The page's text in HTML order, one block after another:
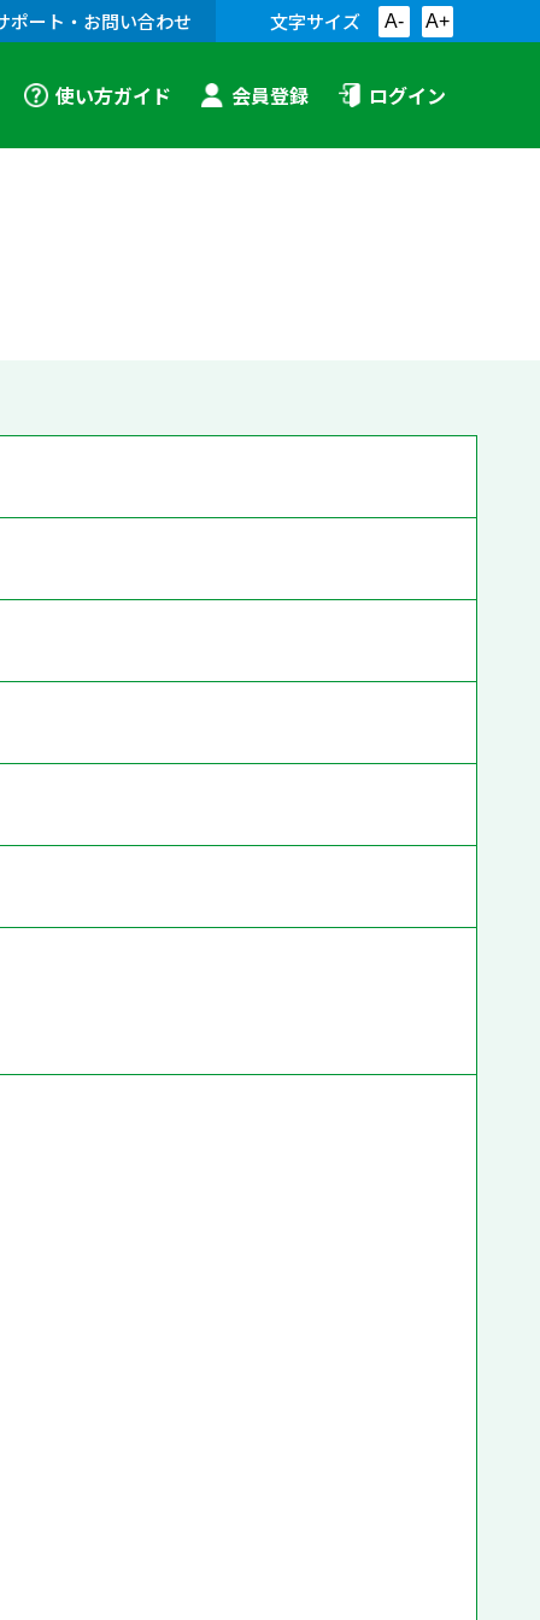
ポート・お問い合わせ 文字サイズ A- A+
使い方ガイド 会員登録 ログイン